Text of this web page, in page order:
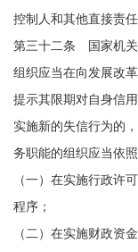
控制人和其他直接责
第三十二条 国家机关
组织应当在向发展改
提示其限期对自身信
实施新的失信行为的
务职能的组织应当依
（一）在实施行政许
程序；
（二）在实施财政资